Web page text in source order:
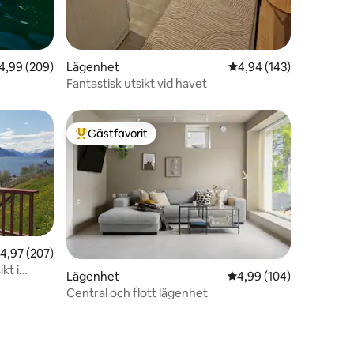
av 5 i genomsnittligt betyg, 209 omdömen
(209)
Lägenhet 4,94 av 5 i
4,94 (143)
Fantastisk utsikt vid havet
av 5 i genomsnittligt betyg, 207 omdömen
4,97 (207)
i
Populär gästfavorit
Gästfavorit
Lägenhet 4,99 av 5 i
4,99 (104)
Central och flott lägenhet